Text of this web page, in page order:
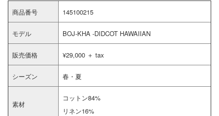
商品番号 145100215
モデル BOJ-KHA -DIDCOT HAWAIIAN
販売価格 ¥29,000 ＋ tax
シーズン 春・夏
素材
コットン84%
リネン16%